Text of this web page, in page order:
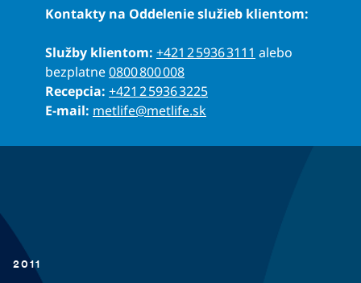
Kontakty na Oddelenie služieb klientom:
Služby klientom: +421 2 5936 3111 alebo
bezplatne0800 800 008
Recepcia: +421 2 5936 3225
E-mail: metlife@metlife.sk
2011